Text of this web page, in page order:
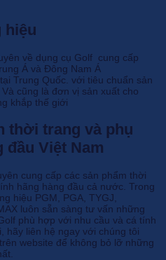
hiệu
về dụng cụ Golf cung cấp
Á và Đông Nam Á
Trung Quốc. với tiêu chuẩn sản
cũng là đơn vị sản xuất cho
khắp thế giới
thời trang và phụ
đầu Việt Nam
cung cấp các sản phẩm thời
hãng hàng đầu cả nước. Trong
hiệu PGM, PGA, TYGJ,
luôn sẵn sàng tư vấn những
phù hợp với nhu cầu và cá tính
hãy liên hệ ngay với chúng tôi
website để không bỏ lỡ những